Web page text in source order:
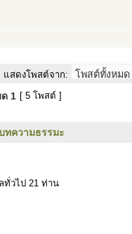
แสดงโพสต์จาก:
ด 1 [ 5 โพสต์ ]
ทความธรรมะ
ทั่วไป 21 ท่าน